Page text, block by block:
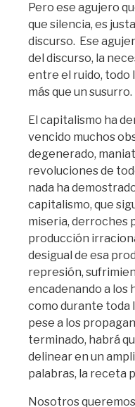
Pero ese agujero
que silencia, es
discurso. Ese
del discurso, la
entre el ruido, todo
más que un susurro.
El capitalismo ha
vencido muchos
degenerado,
revoluciones de
nada ha
capitalismo, que
miseria, derroches
producción
desigual de esa
represión,
encadenando a los
como durante toda
pese a los
terminado, habrá
delinear en un
palabras, la receta
Nosotros